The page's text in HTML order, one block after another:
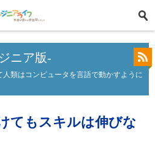
ニア版-
類はコンピュータを言語で動かすように
てもスキルは伸びな